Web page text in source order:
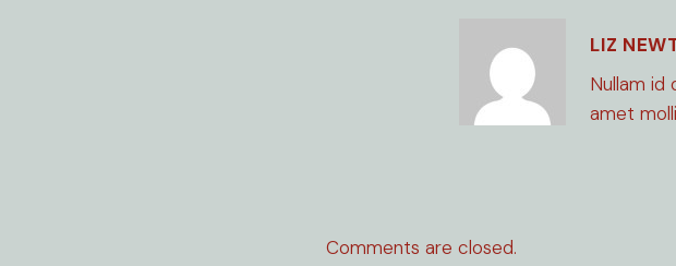
LIZ
Nullam id
amet
Comments are closed.